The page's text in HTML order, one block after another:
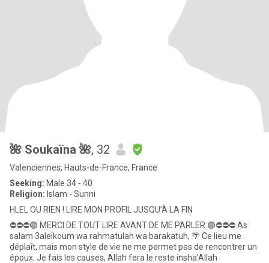
🌺 Soukaïna 🌺, 32
Valenciennes, Hauts-de-France, France
Seeking: Male 34 - 40
Religion: Islam - Sunni
HLEL OU RIEN ! LIRE MON PROFIL JUSQU’À LA FIN
⛔️⛔️⛔️🟣 MERCI DE TOUT LIRE AVANT DE ME PARLER 🟣⛔️⛔️⛔️ As
salam 3aleikoum wa rahmatulah wa barakatuh, 🌴 Ce lieu me
déplaît, mais mon style de vie ne me permet pas de rencontrer un
époux. Je fais les causes, Allah fera le reste insha’Allah